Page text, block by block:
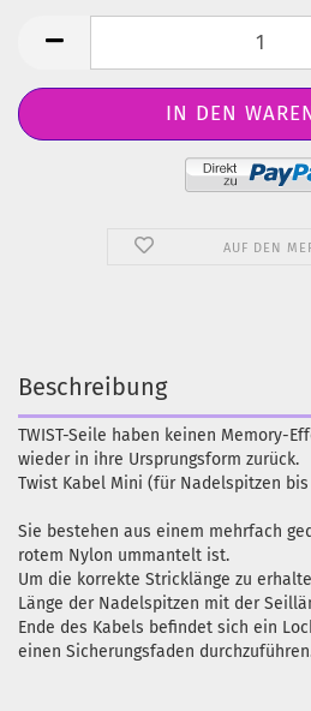
AUF DEN
Beschreibung
TWIST-Seile haben keinen Memory-
wieder in ihre Ursprungsform zurück.
Twist Kabel Mini (für Nadelspitzen bis
Sie bestehen aus einem mehrfach
rotem Nylon ummantelt ist.
Um die korrekte Stricklänge zu
Länge der Nadelspitzen mit der
Ende des Kabels befindet sich ein
einen Sicherungsfaden